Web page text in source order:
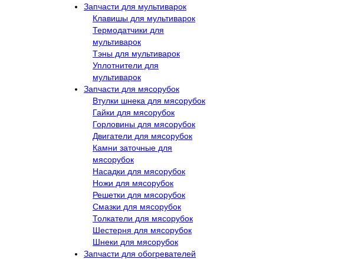
Запчасти для мультиварок
Клавишы для мультиварок
Термодатчики для
мультиварок
Тэны для мультиварок
Уплотнители для
мультиварок
Запчасти для мясорубок
Втулки шнека для мясорубок
Гайки для мясорубок
Горловины для мясорубок
Двигатели для мясорубок
Камни заточные для
мясорубок
Насадки для мясорубок
Ножи для мясорубок
Решетки для мясорубок
Смазки для мясорубок
Толкатели для мясорубок
Шестерня для мясорубок
Шнеки для мясорубок
Запчасти для обогревателей